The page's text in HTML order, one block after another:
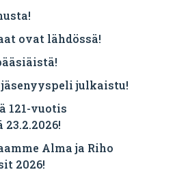
ovat lähdössä!
julkaistu!
121-vuotis
Alma ja Riho
2026!